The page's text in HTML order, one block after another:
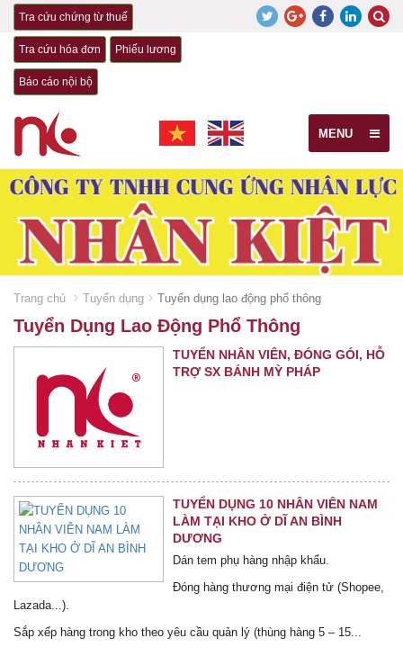
Tra cứu chứng từ thuế
Tra cứu hóa đơn Phiếu lương
Báo cáo nội bộ
MENU
Trang chủ Tuyển dụng Tuyển dụng lao động phổ thông
Tuyển Dụng Lao Động Phổ Thông
TUYỂN NHÂN VIÊN, ĐÓNG GÓI, HỖ
TRỢ SX BÁNH MỲ PHÁP
TUYỂN DỤNG 10 NHÂN VIÊN NAM
LÀM TẠI KHO Ở DĨ AN BÌNH
DƯƠNG
Dán tem phụ hàng nhập khẩu.
Đóng hàng thương mại điện tử (Shopee,
Lazada...).
Sắp xếp hàng trong kho theo yêu cầu quản lý (thùng hàng 5 – 15...